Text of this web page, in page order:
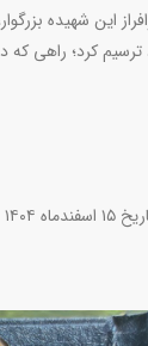
این شهیده
کرد؛ راهی که
رسید.